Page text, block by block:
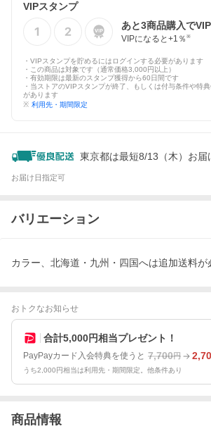
VIPスタンプ
あと3商品購入でVIP
VIPになると+1 ％ ※
・VIPスタンプを貯めるにはログインする必要があります
・この商品は対象です（通常価格3,000円以上）
・有効期限は最新のスタンプ獲得から60日間です
・当ストアのVIPスタンプが終了、もしくは付与条件や特
があります
※ 利用先・期間限定
東京都は最短8/13（木）お届
お届け日指定可
バリエーション
カラー、北海道・九州・四国へは追加送料
おトクなお知らせ
合計5,000円相当プレゼント！
PayPayカード入会特典を使うと 7,700円
うち2,000円相当は利用先・期間限定。他条件あり
商品情報